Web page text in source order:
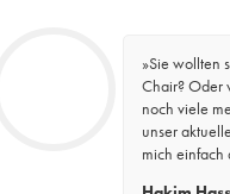
»Sie wollten
Chair? Oder
noch viele
unser
mich einfach